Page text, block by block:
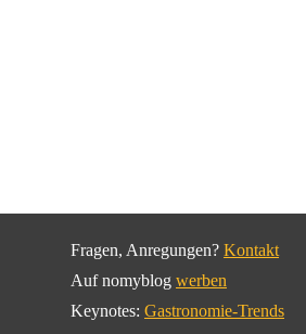
Fragen, Anregungen? Kontakt
Auf nomyblog werben
Keynotes: Gastronomie-Trends